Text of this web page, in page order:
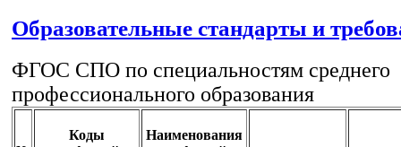
Образовательные стандарты и
ФГОС СПО по специальностям среднего
профессионального образования
Коды
Наименования